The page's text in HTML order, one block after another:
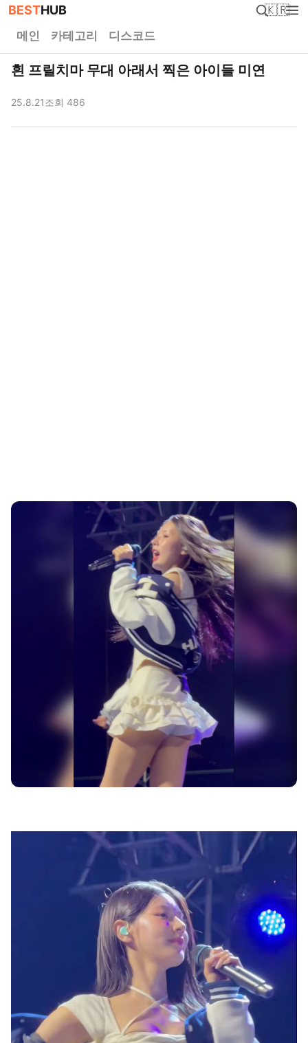
BESTHUB 🇰🇷
메인 카테고리 디스코드
흰 프릴치마 무대 아래서 찍은 아이들 미연
25.8.21조회 486